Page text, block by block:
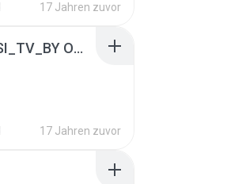
17 Jahren zuvor
K300_VPU6225_2SIM_FARSI_TV_BY OMID.rar
17 Jahren zuvor